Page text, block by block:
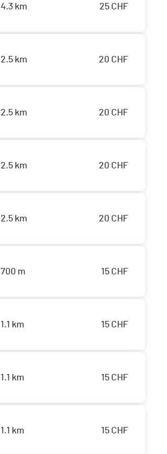
4.3 km 25 CHF
2.5 km 20 CHF
2.5 km 20 CHF
2.5 km 20 CHF
2.5 km 20 CHF
700 m 15 CHF
1.1 km 15 CHF
1.1 km 15 CHF
1.1 km 15 CHF